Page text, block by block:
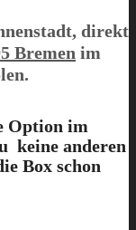
direkt
Bremen im
Option im
keine anderen
Box schon